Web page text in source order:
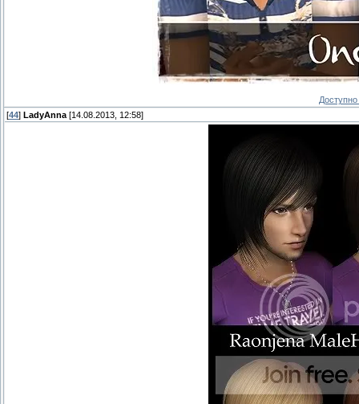
[44] LadyAnna [14.08.2013, 12:58]